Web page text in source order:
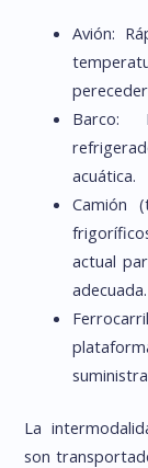
Avión:
Barco:
acuática.
Camión
actual
adecuada.
La
son